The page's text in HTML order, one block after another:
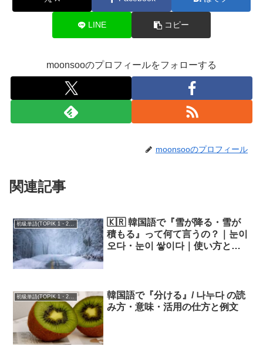
LINE コピー
moonsooのプロフィールをフォローする
moonsooのプロフィール
関連記事
🇰🇷 韓国語で『雪が降る・雪が
積もる』って何て言うの？｜눈이
오다・눈이 쌓이다｜使い方と例
韓国語で『分ける』/ 나누다 の読
み方・意味・活用の仕方と例文